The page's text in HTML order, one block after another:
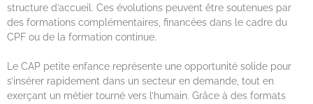
structure d’accueil. Ces évolutions peuvent être soutenues par
des formations complémentaires, financées dans le cadre du
CPF ou de la formation continue.
Le CAP petite enfance représente une opportunité solide pour
s’insérer rapidement dans un secteur en demande, tout en
exerçant un métier tourné vers l’humain. Grâce à des formats